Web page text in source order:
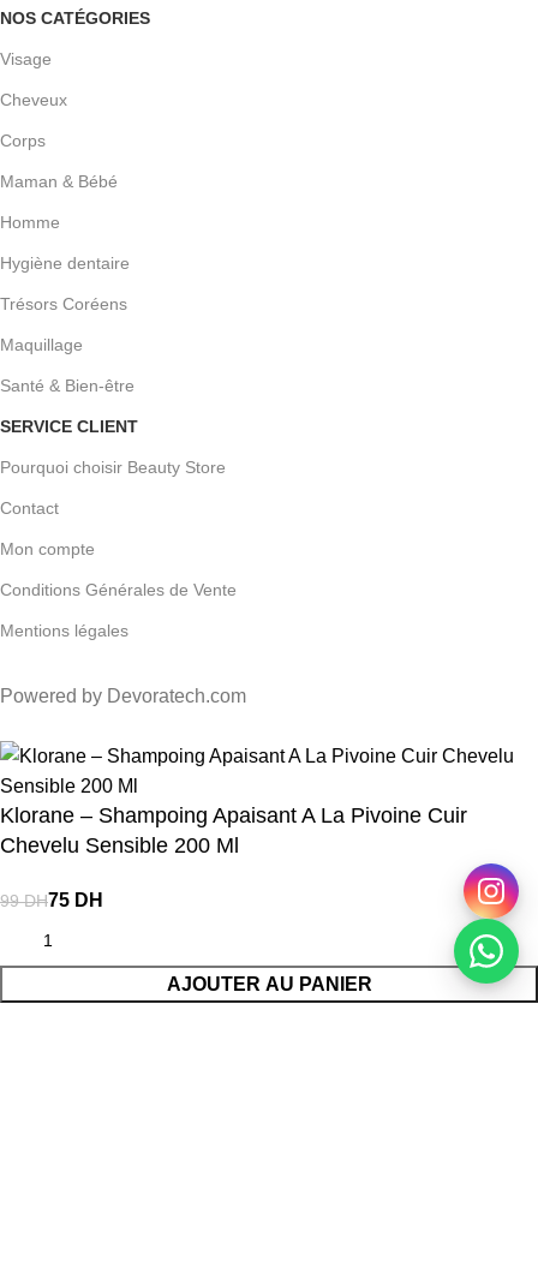
NOS CATÉGORIES
Visage
Cheveux
Corps
Maman & Bébé
Homme
Hygiène dentaire
Trésors Coréens
Maquillage
Santé & Bien-être
SERVICE CLIENT
Pourquoi choisir Beauty Store
Contact
Mon compte
Conditions Générales de Vente
Mentions légales
Powered by Devoratech.com
Klorane – Shampoing Apaisant A La Pivoine Cuir
Chevelu Sensible 200 Ml
DH DH
AJOUTER AU PANIER